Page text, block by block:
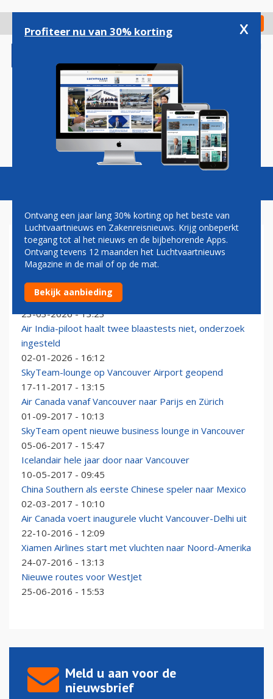
gaan
Check in
Magazine Podcasts Vacatures
VANCOUVER
Air India zet verkeerde Boeing 777 in naar Canada,
vlucht keert om
23-03-2026 - 13:23
Air India-piloot haalt twee blaastests niet, onderzoek
ingesteld
02-01-2026 - 16:12
SkyTeam-lounge op Vancouver Airport geopend
17-11-2017 - 13:15
Air Canada vanaf Vancouver naar Parijs en Zürich
01-09-2017 - 10:13
SkyTeam opent nieuwe business lounge in Vancouver
05-06-2017 - 15:47
Icelandair hele jaar door naar Vancouver
10-05-2017 - 09:45
China Southern als eerste Chinese speler naar Mexico
02-03-2017 - 10:10
Air Canada voert inaugurele vlucht Vancouver-Delhi uit
22-10-2016 - 12:09
Xiamen Airlines start met vluchten naar Noord-Amerika
24-07-2016 - 13:13
Nieuwe routes voor WestJet
25-06-2016 - 15:53
Meld u aan voor de
nieuwsbrief
Profiteer nu van 30% korting x
Ontvang een jaar lang 30% korting op het beste van
Luchtvaartnieuws en Zakenreisnieuws. Krijg onbeperkt
toegang tot al het nieuws en de bijbehorende Apps.
Ontvang tevens 12 maanden het Luchtvaartnieuws
Magazine in de mail of op de mat.
Bekijk aanbieding